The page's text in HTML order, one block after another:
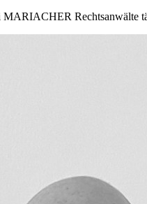
MARIACHER Rechtsanwälte